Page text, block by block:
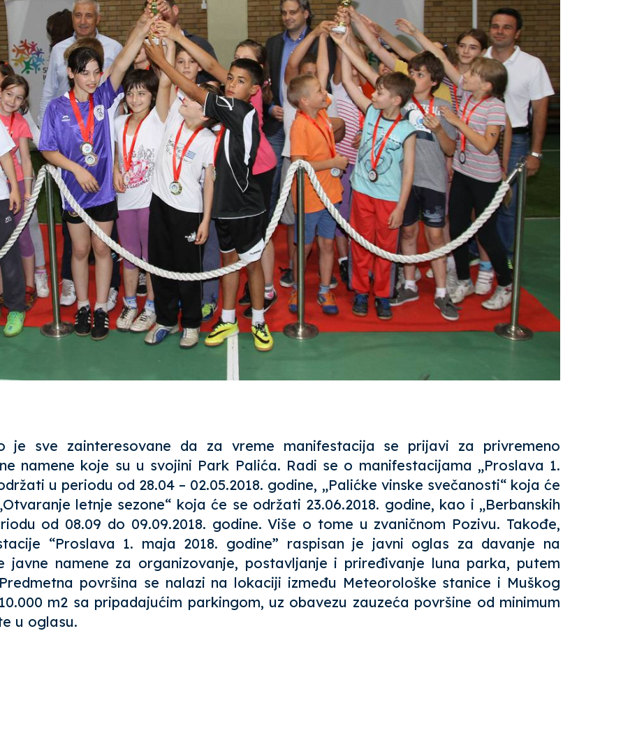
je sve zainteresovane da za vreme manifestacija se prijavi za privremeno
namene koje su u svojini Park Palića. Radi se o manifestacijama „Proslava 1.
u periodu od 28.04 – 02.05.2018. godine, „Palićke vinske svečanosti“ koja će
letnje sezone“ koja će se održati 23.06.2018. godine, kao i „Berbanskih
od 08.09 do 09.09.2018. godine. Više o tome u zvaničnom Pozivu. Takođe,
“Proslava 1. maja 2018. godine” raspisan je javni oglas za davanje na
javne namene za organizovanje, postavljanje i priređivanje luna parka, putem
površina se nalazi na lokaciji između Meteorološke stanice i Muškog
m2 sa pripadajućim parkingom, uz obavezu zauzeća površine od minimum
u oglasu.